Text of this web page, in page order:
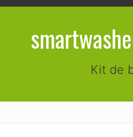
Kit de